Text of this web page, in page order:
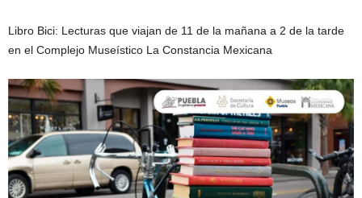
Libro Bici: Lecturas que viajan de 11 de la mañana a 2 de la tarde
en el Complejo Museístico La Constancia Mexicana